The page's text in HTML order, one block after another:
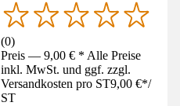
(0)
Preis — 9,00 € * Alle Preise
inkl. MwSt. und ggf. zzgl.
Versandkosten pro ST9,00 €*/
ST